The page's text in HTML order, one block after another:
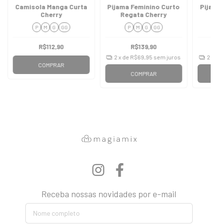
Camisola Manga Curta
Cherry
P M G GG
R$112,90
COMPRAR
Pijama Feminino Curto
Regata Cherry
P M G GG
R$139,90
2 x de R$69,95 sem juros
COMPRAR
2
Receba nossas novidades por e-mail